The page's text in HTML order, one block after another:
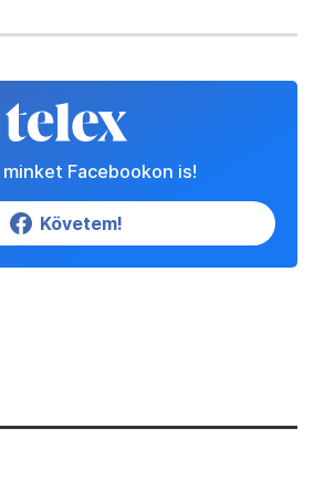
minket Facebookon is!
Követem!